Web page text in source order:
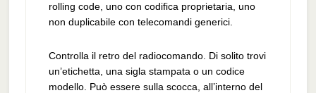
rolling code, uno con codifica proprietaria, uno
non duplicabile con telecomandi generici.
Controlla il retro del radiocomando. Di solito trovi
un’etichetta, una sigla stampata o un codice
modello. Può essere sulla scocca, all’interno del